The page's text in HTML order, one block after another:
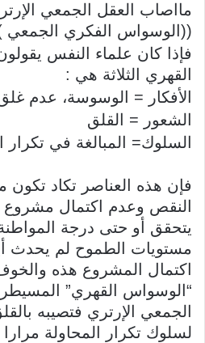
مااصاب العقل الجمعي
((الوسواس الفكري الجمعي
فإذا كان علماء النفس
القهري الثلاثة هي :
الأفكار = الوسوسة، عدم غلق
الشعور = القلق
السلوك= المبالغة في تكرار
فإن هذه العناصر تكاد
النقص وعدم اكتمال مشروع
يتحقق أو حتى درجة
مستويات الطموح لم يحدث
اكتمال المشروع هذه
“الوسواس القهري”
الجمعي الإرتري فتصيبه
لسلوك تكرار المحاولة